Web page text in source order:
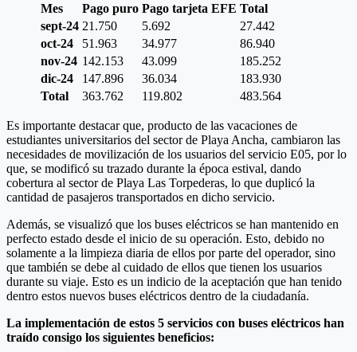
Mes
Pago puro Pago tarjeta EFE Total
sept-24 21.750 5.692
27.442
oct-24
51.963 34.977
86.940
nov-24 142.153 43.099
185.252
dic-24
147.896 36.034
183.930
Total
363.762 119.802 483.564
Es importante destacar que, producto de las vacaciones de
estudiantes universitarios del sector de Playa Ancha, cambiaron las
necesidades de movilización de los usuarios del servicio E05, por lo
que, se modificó su trazado durante la época estival, dando
cobertura al sector de Playa Las Torpederas, lo que duplicó la
cantidad de pasajeros transportados en dicho servicio.
Además, se visualizó que los buses eléctricos se han mantenido en
perfecto estado desde el inicio de su operación. Esto, debido no
solamente a la limpieza diaria de ellos por parte del operador, sino
que también se debe al cuidado de ellos que tienen los usuarios
durante su viaje. Esto es un indicio de la aceptación que han tenido
dentro estos nuevos buses eléctricos dentro de la ciudadanía.
La implementación de estos 5 servicios con buses eléctricos han
traído consigo los siguientes beneficios: